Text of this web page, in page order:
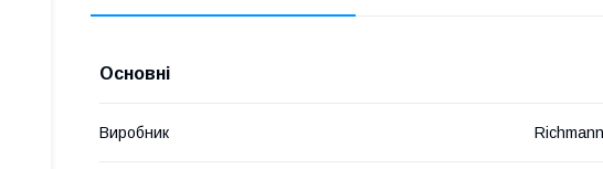
Основні
Виробник Richmann